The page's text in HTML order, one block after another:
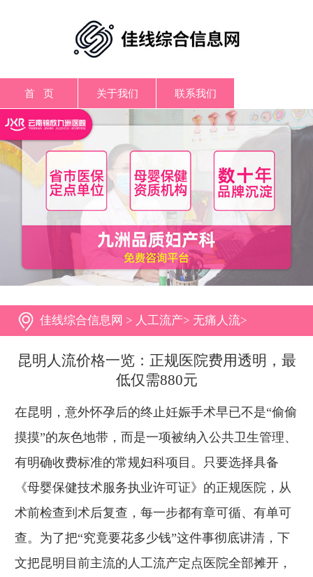
首 页 关于我们 联系我们
佳线综合信息网 > 人工流产> 无痛人流>
昆明人流价格一览：正规医院费用透明，最
低仅需880元
在昆明，意外怀孕后的终止妊娠手术早已不是“偷偷
摸摸”的灰色地带，而是一项被纳入公共卫生管理、
有明确收费标准的常规妇科项目。只要选择具备
《母婴保健技术服务执业许可证》的正规医院，从
术前检查到术后复查，每一步都有章可循、有单可
查。为了把“究竟要花多少钱”这件事彻底讲清，下
文把昆明目前主流的人工流产定点医院全部摊开，